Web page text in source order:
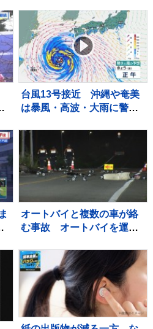
台風13号接近 沖縄や奄美
は暴風・高波・大雨に警
れも 全国的に厳しい暑さ
オートバイと複数の車が絡
む事故 オートバイを運転
から車が逃走か 死亡ひき
逃げ事件とみて捜査 茨
城・常総市